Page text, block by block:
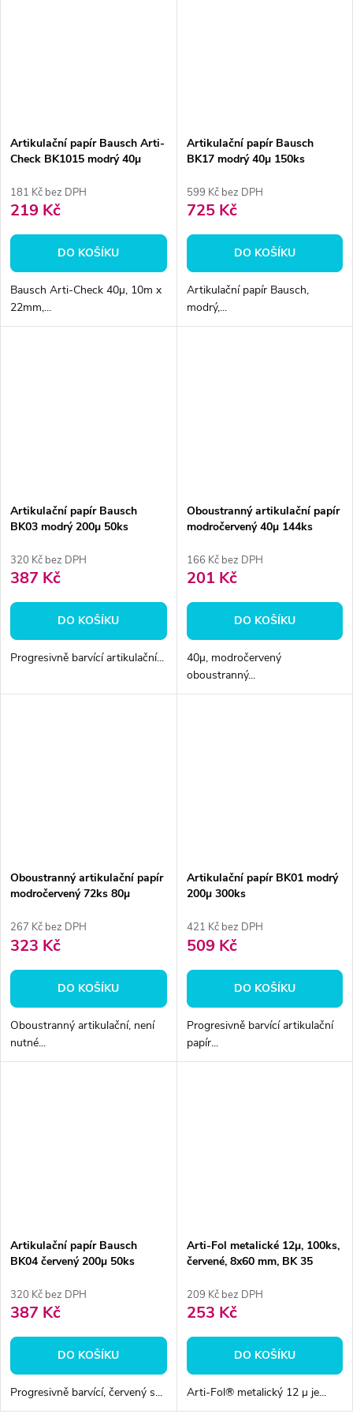
Artikulační papír Bausch Arti-
Check BK1015 modrý 40µ
181 Kč bez DPH
219 Kč
DO KOŠÍKU
Bausch Arti-Check 40µ, 10m x
22mm,...
Artikulační papír Bausch
BK17 modrý 40µ 150ks
599 Kč bez DPH
725 Kč
DO KOŠÍKU
Artikulační papír Bausch,
modrý,...
Artikulační papír Bausch
BK03 modrý 200µ 50ks
320 Kč bez DPH
387 Kč
DO KOŠÍKU
Progresivně barvící artikulační...
Oboustranný artikulační papír
modročervený 40µ 144ks
166 Kč bez DPH
201 Kč
DO KOŠÍKU
40µ, modročervený
oboustranný...
Oboustranný artikulační papír
modročervený 72ks 80µ
267 Kč bez DPH
323 Kč
DO KOŠÍKU
Oboustranný artikulační, není
nutné...
Artikulační papír BK01 modrý
200µ 300ks
421 Kč bez DPH
509 Kč
DO KOŠÍKU
Progresivně barvící artikulační
papír...
Artikulační papír Bausch
BK04 červený 200µ 50ks
320 Kč bez DPH
387 Kč
DO KOŠÍKU
Progresivně barvící, červený s...
Arti-Fol metalické 12μ, 100ks,
červené, 8x60 mm, BK 35
209 Kč bez DPH
253 Kč
DO KOŠÍKU
Arti-Fol® metalický 12 μ je...